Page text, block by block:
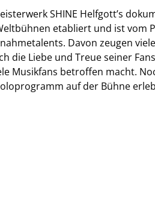
SHINE Helfgott’s
etabliert und ist vom
Davon zeugen viele
die Liebe und Treue seiner
Musikfans betroffen macht.
auf der Bühne